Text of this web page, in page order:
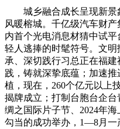
城乡融合成长呈现新景
风暖榕城。千亿级汽车财
内首个光电消息材猜中试
轻人逃捧的时髦符号。文
承、深切践行习总正在福
践，铸就深挚底蕴；加速
植，现在，260个亿元以上
揭牌成立；打制台胞台企
绸之国际片子节、2024年
勾当的成功举办，1—8月一